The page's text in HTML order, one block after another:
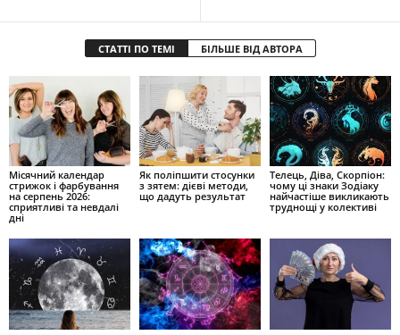
СТАТТІ ПО ТЕМІ БІЛЬШЕ ВІД АВТОРА
Місячний календар
стрижок і фарбування
на серпень 2026:
сприятливі та невдалі
дні
Як поліпшити стосунки
з зятем: дієві методи,
що дадуть результат
Телець, Діва, Скорпіон:
чому ці знаки Зодіаку
найчастіше викликають
труднощі у колективі